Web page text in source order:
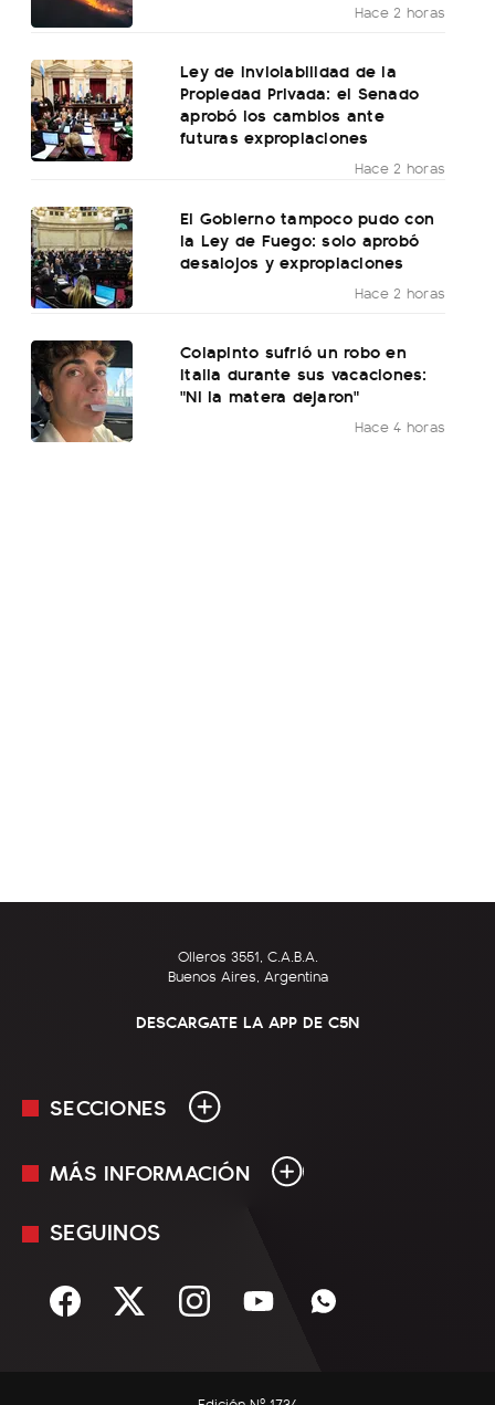
Hace 2 horas
Ley de Inviolabilidad de la
Propiedad Privada: el Senado
aprobó los cambios ante
futuras expropiaciones
Hace 2 horas
El Gobierno tampoco pudo con
la Ley de Fuego: solo aprobó
desalojos y expropiaciones
Hace 2 horas
Colapinto sufrió un robo en
Italia durante sus vacaciones:
"Ni la matera dejaron"
Hace 4 horas
Olleros 3551, C.A.B.A.
Buenos Aires, Argentina
DESCARGATE LA APP DE C5N
SECCIONES
En Vivo
Sociedad
MÁS INFORMACIÓN
Mediakit
Términos y condiciones
SEGUINOS